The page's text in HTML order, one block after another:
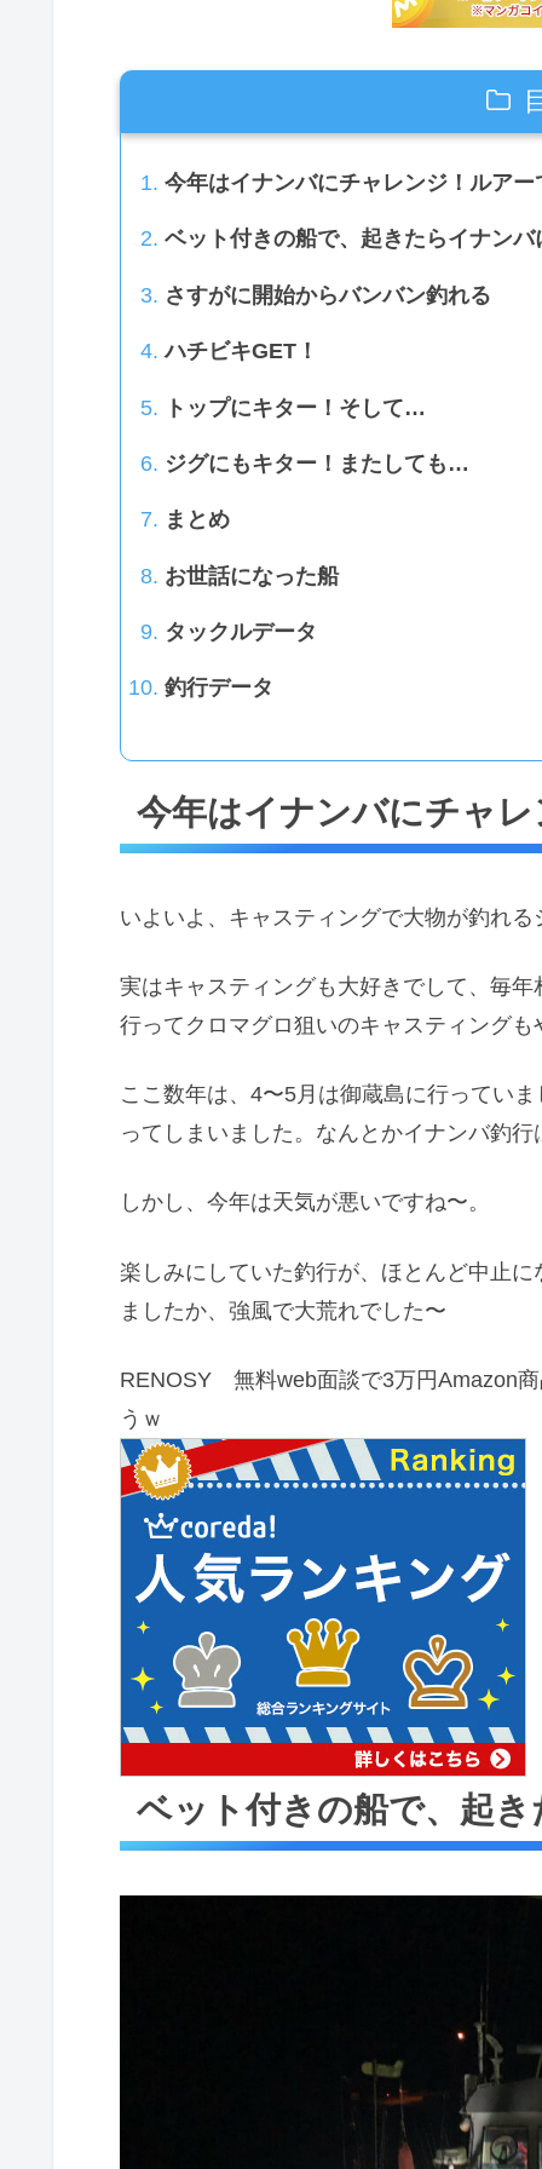
今年はイナンバにチャレンジ！ルア
ベット付きの船で、起きたらイナンバ
さすがに開始からバンバン釣れる
ハチビキGET！
トップにキター！そして…
ジグにもキター！またしても…
まとめ
お世話になった船
タックルデータ
釣行データ
今年はイナンバにチャ
いよいよ、キャスティングで大物が釣れ
実はキャスティングも大好きでして、毎
行ってクロマグロ狙いのキャスティングも
ここ数年は、4〜5月は御蔵島に行ってい
ってしまいました。なんとかイナンバ釣
しかし、今年は天気が悪いですね〜。
楽しみにしていた釣行が、ほとんど中止
ましたか、強風で大荒れでした〜
RENOSY 無料web面談で3万円Amazon
うｗ
ベット付きの船で、起